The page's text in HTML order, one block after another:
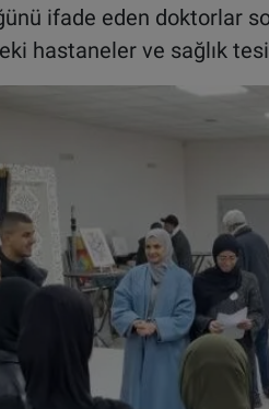
ifade eden doktorlar
hastaneler ve sağlık